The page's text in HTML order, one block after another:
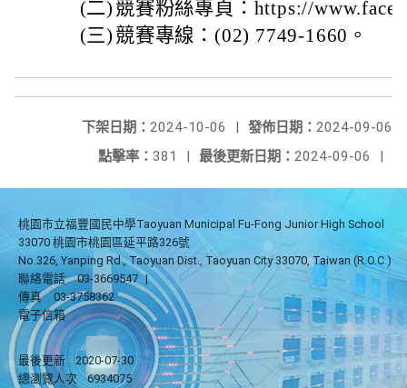
(二) 競賽粉絲專頁：https://
(三) 競賽專線：(02) 7749-1660。
發佈日期： 2024-09-06
下架日期： 2024-10-06
|
最後更新日期： 2024-09-06 |
點擊率： 381 |
桃園市立福豐國民中學Taoyuan Municipal Fu-Fong Junior High School
33070 桃園市桃園區延平路326號
No.326, Yanping Rd., Taoyuan Dist., Taoyuan City 33070, Taiwan (R.O.C.)
聯絡電話
03-3669547 |
傳真
03-3758362
電子信箱
最後更新
2020-07-30
總瀏覽人次
6934075